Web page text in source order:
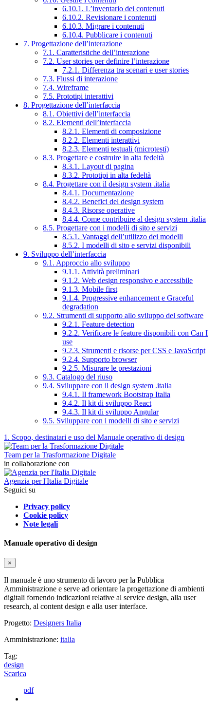
6.10.1. L’inventario dei contenuti
6.10.2. Revisionare i contenuti
6.10.3. Migrare i contenuti
6.10.4. Pubblicare i contenuti
7. Progettazione dell’interazione
7.1. Caratteristiche dell’interazione
7.2. User stories per definire l’interazione
7.2.1. Differenza tra scenari e user stories
7.3. Flussi di interazione
7.4. Wireframe
7.5. Prototipi interattivi
8. Progettazione dell’interfaccia
8.1. Obiettivi dell’interfaccia
8.2. Elementi dell’interfaccia
8.2.1. Elementi di composizione
8.2.2. Elementi interattivi
8.2.3. Elementi testuali (microtesti)
8.3. Progettare e costruire in alta fedeltà
8.3.1. Layout di pagina
8.3.2. Prototipi in alta fedeltà
8.4. Progettare con il design system .italia
8.4.1. Documentazione
8.4.2. Benefici del design system
8.4.3. Risorse operative
8.4.4. Come contribuire al design system .italia
8.5. Progettare con i modelli di sito e servizi
8.5.1. Vantaggi dell’utilizzo dei modelli
8.5.2. I modelli di sito e servizi disponibili
9. Sviluppo dell’interfaccia
9.1. Approccio allo sviluppo
9.1.1. Attività preliminari
9.1.2. Web design responsivo e accessibile
9.1.3. Mobile first
9.1.4. Progressive enhancement e Graceful
degradation
9.2. Strumenti di supporto allo sviluppo del software
9.2.1. Feature detection
9.2.2. Verificare le feature disponibili con Can I
use
9.2.3. Strumenti e risorse per CSS e JavaScript
9.2.4. Supporto browser
9.2.5. Misurare le prestazioni
9.3. Catalogo del riuso
9.4. Sviluppare con il design system .italia
9.4.1. Il framework Bootstrap Italia
9.4.2. Il kit di sviluppo React
9.4.3. Il kit di sviluppo Angular
9.5. Sviluppare con i modelli di sito e servizi
1. Scopo, destinatari e uso del Manuale operativo di design
Team per la Trasformazione Digitale
in collaborazione con
Agenzia per l'Italia Digitale
Seguici su
Privacy policy
Cookie policy
Note legali
Manuale operativo di design
×
Il manuale è uno strumento di lavoro per la Pubblica
Amministrazione e serve ad orientare la progettazione di ambienti
digitali fornendo indicazioni relative al service design, alla user
research, al content design e alla user interface.
Progetto: Designers Italia
Amministrazione: italia
Tag:
design
Scarica
pdf